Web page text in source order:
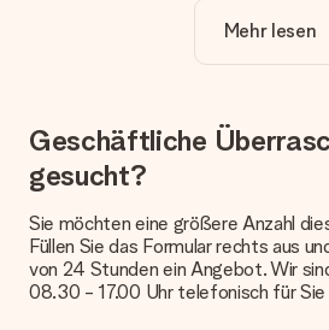
noch eines unserer angebotenen
Geschenk die perfekte Ausstrahlung
Personalisierung. So ist und bleibt es
Hat mein Foto die richtige Qualität?
Wir möchten sicherstellen, dass du
rundum zufrieden bist. Deshalb ist es
hochwertige Fotos zu verwenden.
bist, ob dein Bild die erforderliche
dich bitte an unseren Kundenservice
Mehr lesen
Geschäftliche
gesucht?
Sie möchten eine größere Anzahl
Füllen Sie das Formular rechts aus
von 24 Stunden ein Angebot. Wir
08.30 - 17.00 Uhr telefonisch für Sie